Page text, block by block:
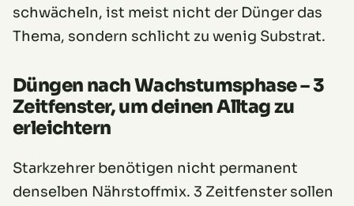
schwächeln, ist meist nicht der Dünger das
Thema, sondern schlicht zu wenig Substrat.
Düngen nach Wachstumsphase – 3
Zeitfenster, um deinen Alltag zu
erleichtern
Starkzehrer benötigen nicht permanent
denselben Nährstoffmix. 3 Zeitfenster sollen